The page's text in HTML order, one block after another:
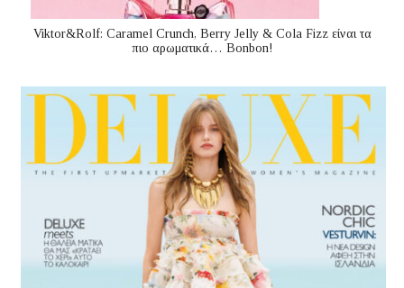
Viktor&Rolf: Caramel Crunch, Berry Jelly & Cola Fizz είναι τα
πιο αρωματικά… Bonbon!